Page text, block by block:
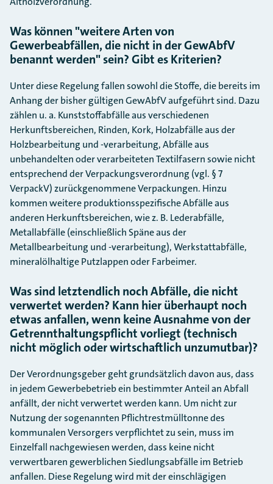
Was können "weitere Arten von
Gewerbeabfällen, die nicht in der GewAbfV
benannt werden" sein? Gibt es Kriterien?
Unter diese Regelung fallen sowohl die Stoffe, die bereits im
Anhang der bisher gültigen GewAbfV aufgeführt sind. Dazu
zählen u. a. Kunststoffabfälle aus verschiedenen
Herkunftsbereichen, Rinden, Kork, Holzabfälle aus der
Holzbearbeitung und -verarbeitung, Abfälle aus
unbehandelten oder verarbeiteten Textilfasern sowie nicht
entsprechend der Verpackungsverordnung (vgl. § 7
VerpackV) zurückgenommene Verpackungen. Hinzu
kommen weitere produktionsspezifische Abfälle aus
anderen Herkunftsbereichen, wie z. B. Lederabfälle,
Metallabfälle (einschließlich Späne aus der
Metallbearbeitung und -verarbeitung), Werkstattabfälle,
mineralölhaltige Putzlappen oder Farbeimer.
Was sind letztendlich noch Abfälle, die nicht
verwertet werden? Kann hier überhaupt noch
etwas anfallen, wenn keine Ausnahme von der
Getrennthaltungspflicht vorliegt (technisch
nicht möglich oder wirtschaftlich unzumutbar)?
Der Verordnungsgeber geht grundsätzlich davon aus, dass
in jedem Gewerbebetrieb ein bestimmter Anteil an Abfall
anfällt, der nicht verwertet werden kann. Um nicht zur
Nutzung der sogenannten Pflichtrestmülltonne des
kommunalen Versorgers verpflichtet zu sein, muss im
Einzelfall nachgewiesen werden, dass keine nicht
verwertbaren gewerblichen Siedlungsabfälle im Betrieb
anfallen. Diese Regelung wird mit der einschlägigen